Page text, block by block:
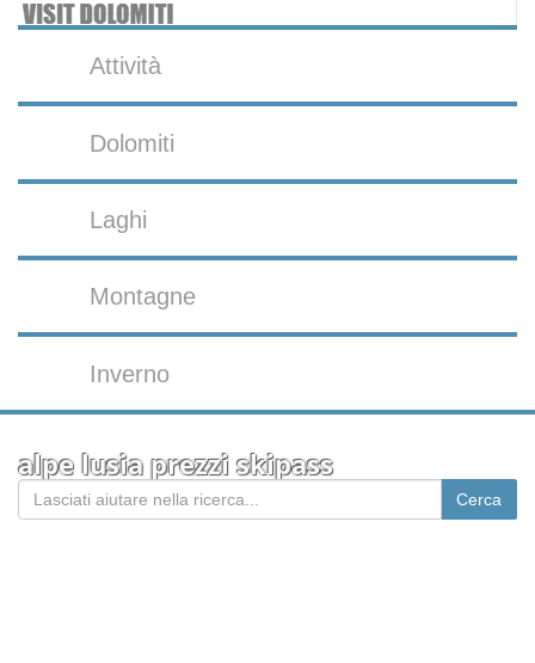
Attività
Dolomiti
Laghi
Montagne
Inverno
alpe lusia prezzi skipass